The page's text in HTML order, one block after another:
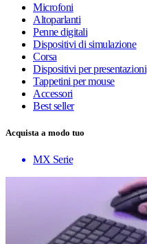
Microfoni
Altoparlanti
Penne digitali
Dispositivi di simulazione
Corsa
Dispositivi per presentazioni
Tappetini per mouse
Accessori
Best seller
Acquista a modo tuo
MX Serie